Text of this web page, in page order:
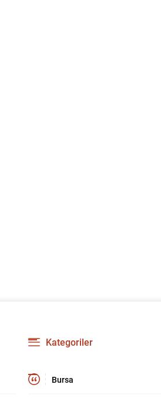
Kategoriler
Bursa